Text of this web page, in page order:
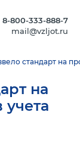
8-800-333-888-7
mail@vzljot.ru
стандарт на
на